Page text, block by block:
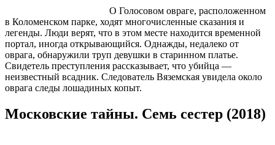
О Голосовом овраге, расположенном
в Коломенском парке, ходят многочисленные сказания и
легенды. Люди верят, что в этом месте находится временной
портал, иногда открывающийся. Однажды, недалеко от
оврага, обнаружили труп девушки в старинном платье.
Свидетель преступления рассказывает, что убийца —
неизвестный всадник. Следователь Вяземская увидела около
оврага следы лошадиных копыт.
Московские тайны. Семь сестер (2018)